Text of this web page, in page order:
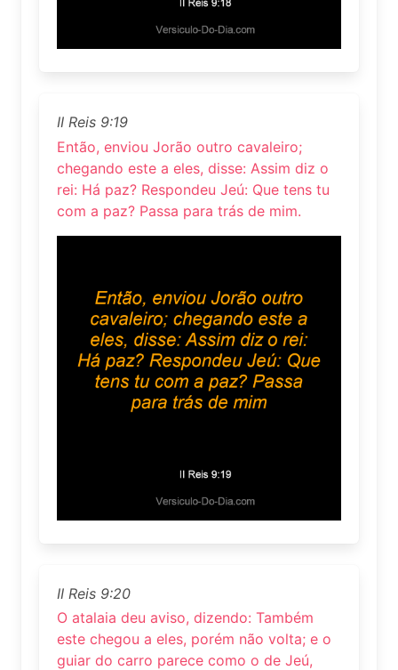
II Reis 9:19
Então, enviou Jorão outro cavaleiro;
chegando este a eles, disse: Assim diz o
rei: Há paz? Respondeu Jeú: Que tens tu
com a paz? Passa para trás de mim.
II Reis 9:20
O atalaia deu aviso, dizendo: Também
este chegou a eles, porém não volta; e o
guiar do carro parece como o de Jeú,